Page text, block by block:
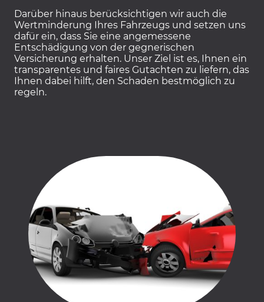
Darüber hinaus berücksichtigen wir auch die
Wertminderung Ihres Fahrzeugs und setzen uns
dafür ein, dass Sie eine angemessene
Entschädigung von der gegnerischen
Versicherung erhalten. Unser Ziel ist es, Ihnen ein
transparentes und faires Gutachten zu liefern, das
Ihnen dabei hilft, den Schaden bestmöglich zu
regeln.